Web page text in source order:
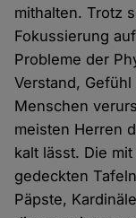
mithalten. Trotz
Fokussierung
Probleme der
Verstand,
Menschen
meisten Herren
kalt lässt. Die
gedeckten
Päpste,